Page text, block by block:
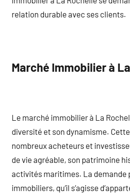
relation durable avec ses clients.
Marché Immobilier à
Le marché immobilier à La
diversité et son dynamisme.
nombreux acheteurs et
de vie agréable, son patrimoine
activités maritimes. La demande
immobiliers, qu’il s’agisse